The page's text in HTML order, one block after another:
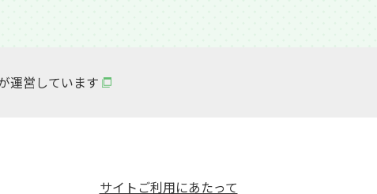
運営しています
サイトご利用にあたって